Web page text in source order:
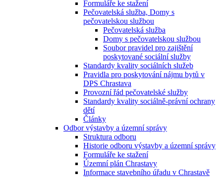
Formuláře ke stažení
Pečovatelská služba, Domy s
pečovatelskou službou
Pečovatelská služba
Domy s pečovatelskou službou
Soubor pravidel pro zajištění
poskytované sociální služby
Standardy kvality sociálních služeb
Pravidla pro poskytování nájmu bytů v
DPS Chrastava
Provozní řád pečovatelské služby
Standardy kvality sociálně-právní ochrany
dětí
Články
Odbor výstavby a územní správy
Struktura odboru
Historie odboru výstavby a územní správy
Formuláře ke stažení
Územní plán Chrastavy
Informace stavebního úřadu v Chrastavě